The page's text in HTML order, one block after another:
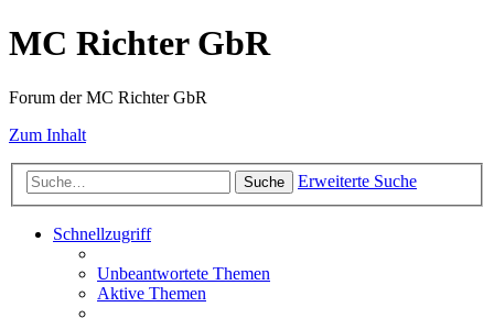
MC Richter GbR
Forum der MC Richter GbR
Zum Inhalt
Suche Erweiterte Suche
Schnellzugriff
Unbeantwortete Themen
Aktive Themen